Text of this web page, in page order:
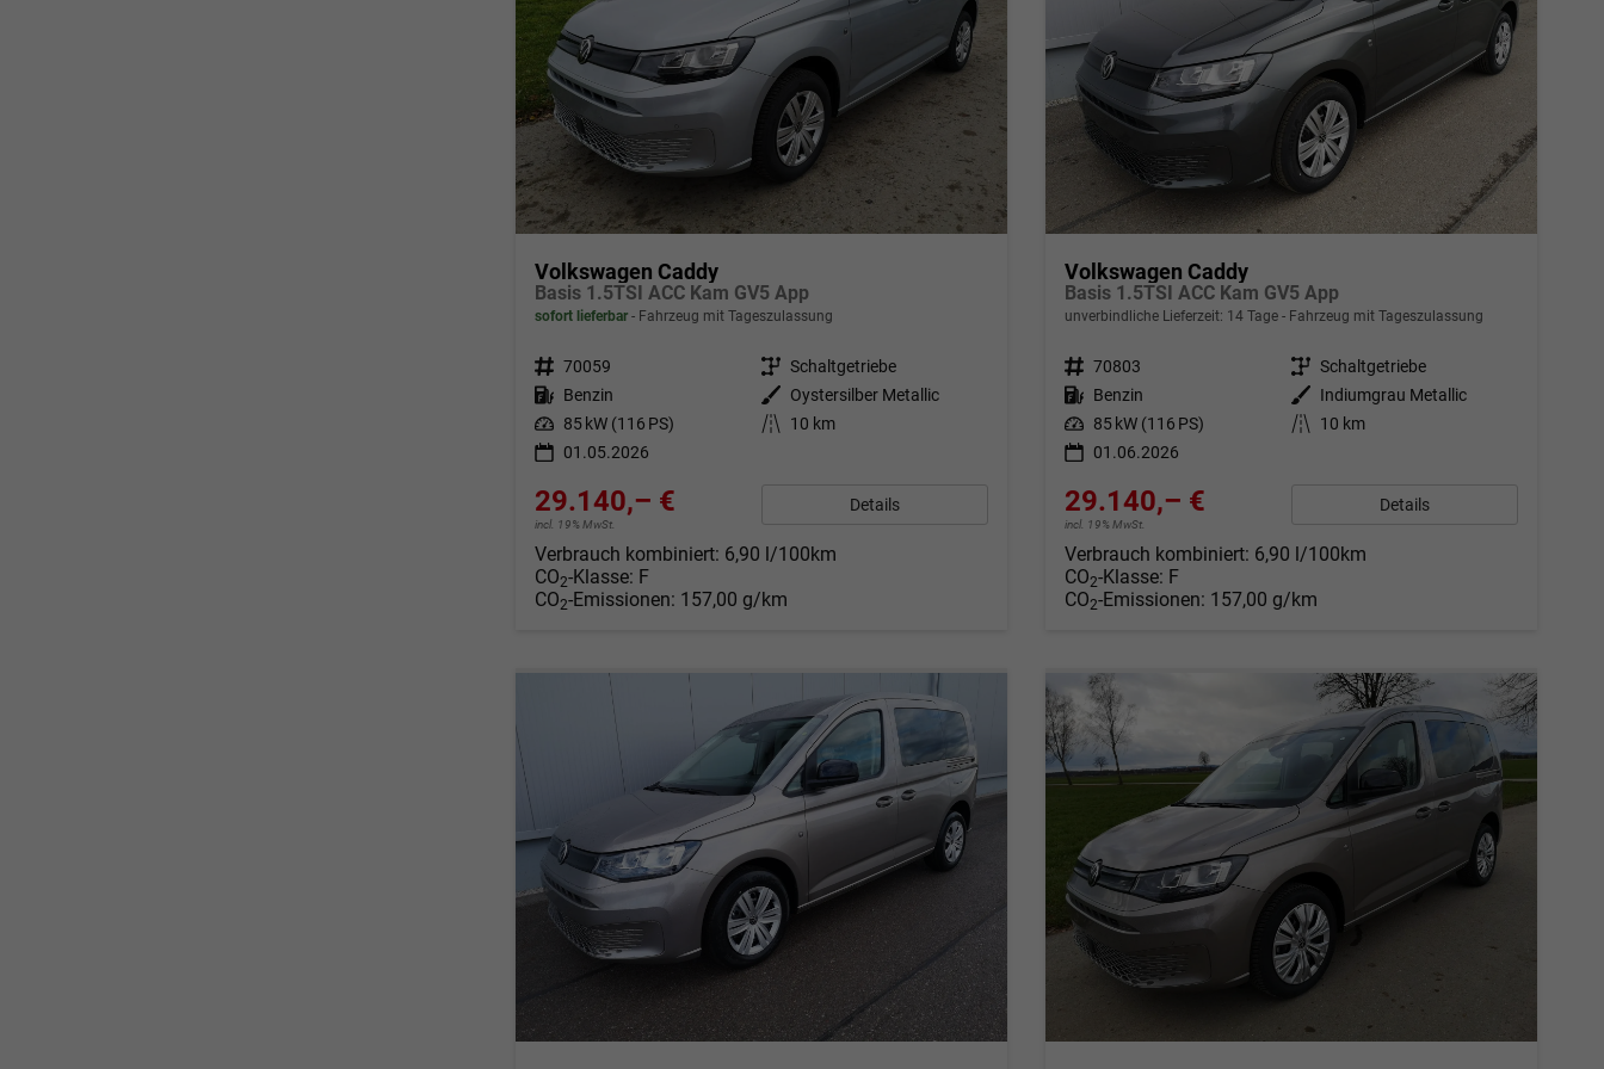
Volkswagen Caddy
Basis 1.5TSI ACC Kam GV5 App
sofort lieferbar Fahrzeug mit Tageszulassung
Fahrzeugnr. 70059 Getriebe Schaltgetriebe
Kraftstoff Benzin Außenfarbe
Oystersilber Metallic
Leistung 85 kW (116 PS) Kilometerstand
10 km
01.05.2026
29.140,– €
incl. 19% MwSt.
Details
Verbrauch kombiniert: 6,90 l/100km
CO2-Klasse: F
CO2-Emissionen: 157,00 g/km
Volkswagen Caddy
Basis 1.5TSI ACC Kam GV5 App
unverbindliche Lieferzeit: 14 Tage Fahrzeug mit Tageszulassung
Fahrzeugnr. 70803 Getriebe Schaltgetriebe
Kraftstoff Benzin Außenfarbe
Indiumgrau Metallic
Leistung 85 kW (116 PS) Kilometerstand
10 km
01.06.2026
29.140,– €
incl. 19% MwSt.
Details
Verbrauch kombiniert: 6,90 l/100km
CO2-Klasse: F
CO2-Emissionen: 157,00 g/km